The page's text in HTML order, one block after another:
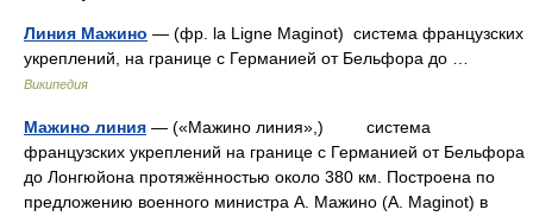
Линия Мажино — (фр. la Ligne Maginot) система французских
укреплений, на границе с Германией от Бельфора до …
Википедия
Мажино линия — («Мажино линия»,) система
французских укреплений на границе с Германией от Бельфора
до Лонгюйона протяжённостью около 380 км. Построена по
предложению военного министра А. Мажино (A. Maginot) в